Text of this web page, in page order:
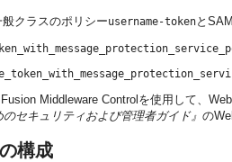
クラスのポリシーusername-tokenと
Fusion Middleware Controlを使用して、
セキュリティおよび管理者ガイド』 の
構成